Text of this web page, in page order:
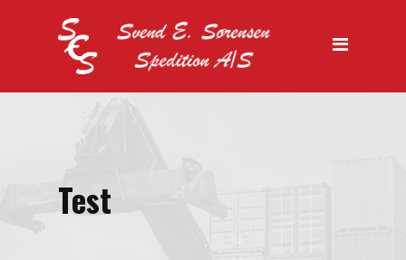
Specialtransport
Test